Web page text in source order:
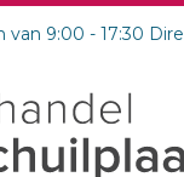
van 9:00 - 17:30